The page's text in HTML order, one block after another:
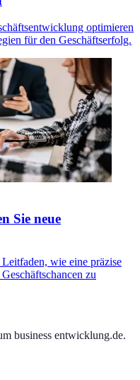
optimieren
für den Geschäftserfolg.
Sie neue
wie eine präzise
zu
business entwicklung.de.